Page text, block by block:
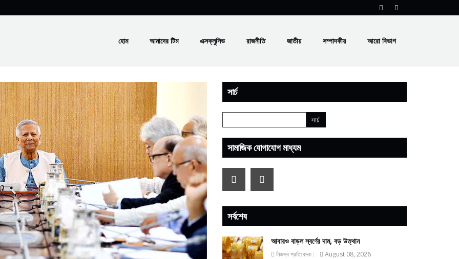
হোম আমাদের টিম এক্সক্লুসিভ রাজনীতি জাতীয় সম্পাদকীয় আরো বিভাগ
সার্চ
সামাজিক যোগাযোগ মাধ্যম
সর্বশেষ
আবারও বাড়ল স্বর্ণের দাম, বড় উত্থান
নিজস্ব প্রতিবেদক : August 08, 2026